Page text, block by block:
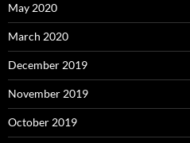
May 2020
March 2020
December 2019
November 2019
October 2019